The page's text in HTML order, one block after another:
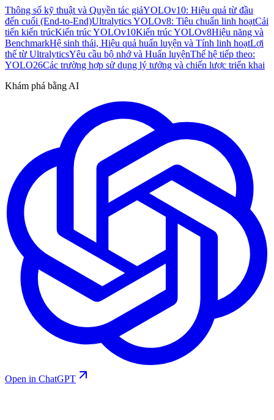
Thông số kỹ thuật và Quyền tác giảYOLOv10: Hiệu quả từ đầu
đến cuối (End-to-End)Ultralytics YOLOv8: Tiêu chuẩn linh hoạtCải
tiến kiến trúcKiến trúc YOLOv10Kiến trúc YOLOv8Hiệu năng và
BenchmarkHệ sinh thái, Hiệu quả huấn luyện và Tính linh hoạtLợi
thế từ UltralyticsYêu cầu bộ nhớ và Huấn luyệnThế hệ tiếp theo:
YOLO26Các trường hợp sử dụng lý tưởng và chiến lược triển khai
Khám phá bằng AI
Open in ChatGPT